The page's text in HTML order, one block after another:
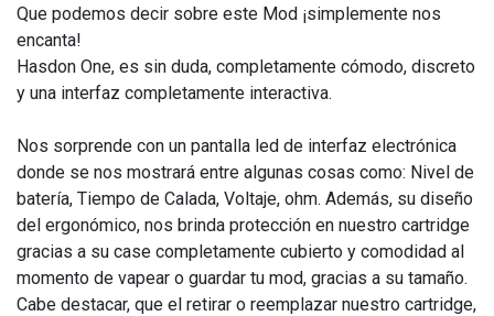
Que podemos decir sobre este Mod ¡simplemente nos
encanta!
Hasdon One, es sin duda, completamente cómodo, discreto
y una interfaz completamente interactiva.
Nos sorprende con un pantalla led de interfaz electrónica
donde se nos mostrará entre algunas cosas como: Nivel de
batería, Tiempo de Calada, Voltaje, ohm. Además, su diseño
del ergonómico, nos brinda protección en nuestro cartridge
gracias a su case completamente cubierto y comodidad al
momento de vapear o guardar tu mod, gracias a su tamaño.
Cabe destacar, que el retirar o reemplazar nuestro cartridge,